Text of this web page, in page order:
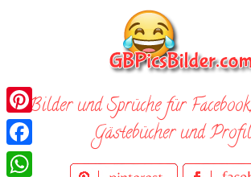
Bilder und Sprüche für
Gästebücher und
Pinterest
Facebook